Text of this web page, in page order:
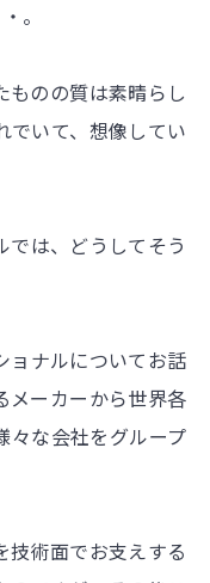
。
ものの質は素晴らし
でいて、想像してい
は、どうしてそう
ョナルについてお話
メーカーから世界各
々な会社をグループ
技術面でお支えする